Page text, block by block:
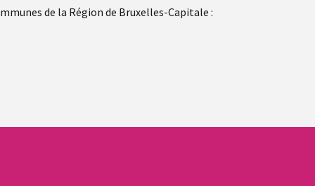
de la Région de Bruxelles-Capitale :